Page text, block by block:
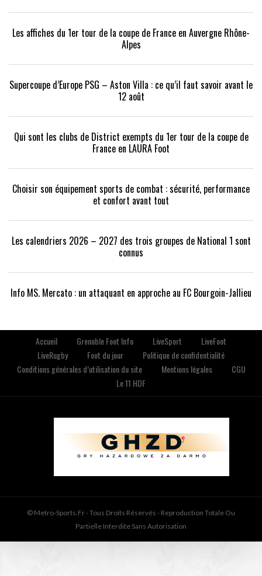
Les affiches du 1er tour de la coupe de France en Auvergne Rhône-
Alpes
Supercoupe d’Europe PSG – Aston Villa : ce qu’il faut savoir avant le
12 août
Qui sont les clubs de District exempts du 1er tour de la coupe de
France en LAURA Foot
Choisir son équipement sports de combat : sécurité, performance
et confort avant tout
Les calendriers 2026 – 2027 des trois groupes de National 1 sont
connus
Info MS. Mercato : un attaquant en approche au FC Bourgoin-Jallieu
Accueil Grenoble Foot Info LiveSport
LiveFoot
LiveRugby
Foot du jour
Politique de confidentialité
Conditions générales d’utilisation du site
Mentions légales
CGU
Le 11 HDF
© Metro-Sports.fr - Tous Droits Réservés - Reproduction Totale Ou
Partielle Interdite Sans Autorisation